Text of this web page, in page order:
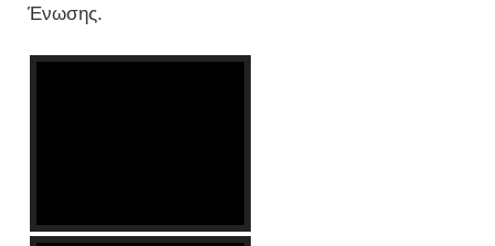
Ένωσης.